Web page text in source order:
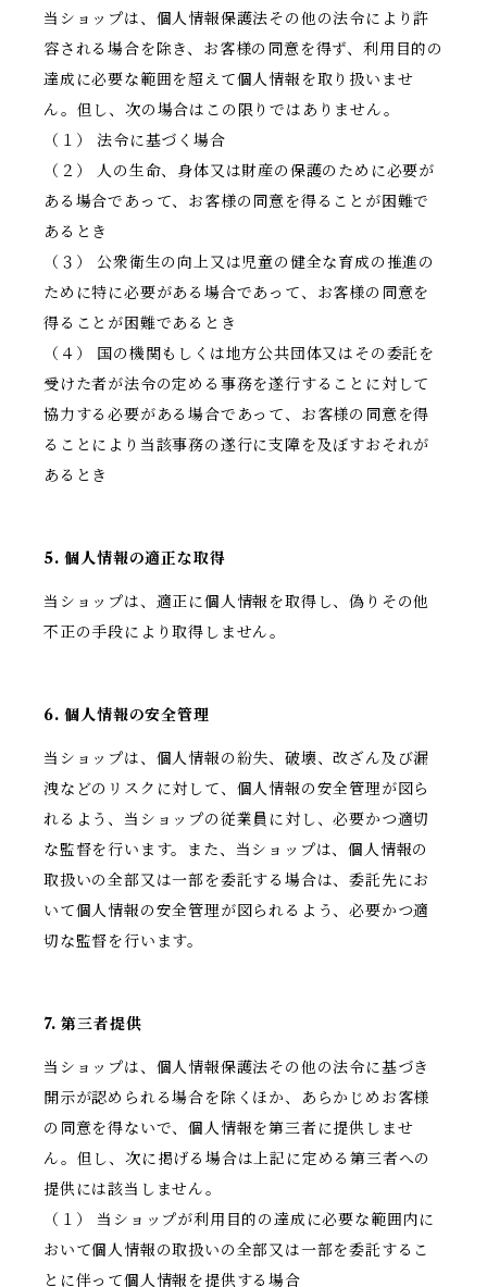
当ショップは、個人情報保護法その他の法令により許
容される場合を除き、お客様の同意を得ず、利用目的の
達成に必要な範囲を超えて個人情報を取り扱いませ
ん。但し、次の場合はこの限りではありません。
（１） 法令に基づく場合
（２） 人の生命、身体又は財産の保護のために必要が
ある場合であって、お客様の同意を得ることが困難で
あるとき
（３） 公衆衛生の向上又は児童の健全な育成の推進の
ために特に必要がある場合であって、お客様の同意を
得ることが困難であるとき
（４） 国の機関もしくは地方公共団体又はその委託を
受けた者が法令の定める事務を遂行することに対して
協力する必要がある場合であって、お客様の同意を得
ることにより当該事務の遂行に支障を及ぼすおそれが
あるとき
5. 個人情報の適正な取得
当ショップは、適正に個人情報を取得し、偽りその他
不正の手段により取得しません。
6. 個人情報の安全管理
当ショップは、個人情報の紛失、破壊、改ざん及び漏
洩などのリスクに対して、個人情報の安全管理が図ら
れるよう、当ショップの従業員に対し、必要かつ適切
な監督を行います。また、当ショップは、個人情報の
取扱いの全部又は一部を委託する場合は、委託先にお
いて個人情報の安全管理が図られるよう、必要かつ適
切な監督を行います。
7. 第三者提供
当ショップは、個人情報保護法その他の法令に基づき
開示が認められる場合を除くほか、あらかじめお客様
の同意を得ないで、個人情報を第三者に提供しませ
ん。但し、次に掲げる場合は上記に定める第三者への
提供には該当しません。
（１） 当ショップが利用目的の達成に必要な範囲内に
おいて個人情報の取扱いの全部又は一部を委託するこ
とに伴って個人情報を提供する場合